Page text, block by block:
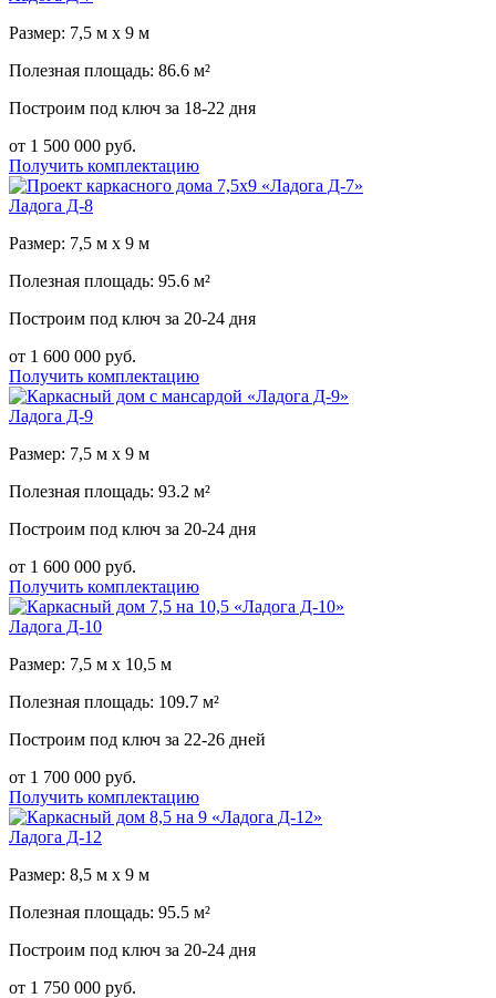
Размер: 7,5 м х 9 м
Полезная площадь: 86.6 м²
Построим под ключ за 18-22 дня
от 1 500 000 руб.
Получить комплектацию
Ладога Д-8
Размер: 7,5 м х 9 м
Полезная площадь: 95.6 м²
Построим под ключ за 20-24 дня
от 1 600 000 руб.
Получить комплектацию
Ладога Д-9
Размер: 7,5 м х 9 м
Полезная площадь: 93.2 м²
Построим под ключ за 20-24 дня
от 1 600 000 руб.
Получить комплектацию
Ладога Д-10
Размер: 7,5 м х 10,5 м
Полезная площадь: 109.7 м²
Построим под ключ за 22-26 дней
от 1 700 000 руб.
Получить комплектацию
Ладога Д-12
Размер: 8,5 м х 9 м
Полезная площадь: 95.5 м²
Построим под ключ за 20-24 дня
от 1 750 000 руб.